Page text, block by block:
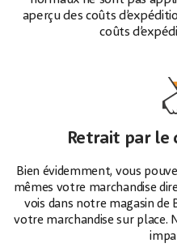
aperçu des coûts
coûts
Retrait par le
Bien évidemment, vous
mêmes votre marchandise
vois dans notre magasin
votre marchandise sur place.